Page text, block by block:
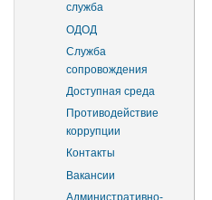
служба
ОДОД
Служба
сопровождения
Доступная среда
Противодействие
коррупции
Контакты
Вакансии
Административно-